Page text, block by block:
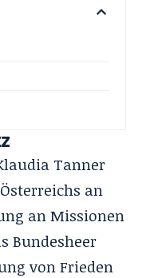
Tanner
an
an Missionen
Bundesheer
von Frieden